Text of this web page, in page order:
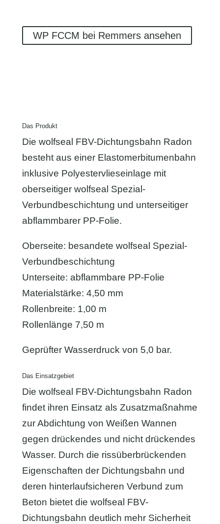
WP FCCM bei Remmers ansehen
Das Produkt
Die wolfseal FBV-Dichtungsbahn Radon
besteht aus einer Elastomerbitumenbahn
inklusive Polyestervlieseinlage mit
oberseitiger wolfseal Spezial-
Verbundbeschichtung und unterseitiger
abflammbarer PP-Folie.
Oberseite: besandete wolfseal Spezial-
Verbundbeschichtung
Unterseite: abflammbare PP-Folie
Materialstärke: 4,50 mm
Rollenbreite: 1,00 m
Rollenlänge 7,50 m
Geprüfter Wasserdruck von 5,0 bar.
Das Einsatzgebiet
Die wolfseal FBV-Dichtungsbahn Radon
findet ihren Einsatz als Zusatzmaßnahme
zur Abdichtung von Weißen Wannen
gegen drückendes und nicht drückendes
Wasser. Durch die rissüberbrückenden
Eigenschaften der Dichtungsbahn und
deren hinterlaufsicheren Verbund zum
Beton bietet die wolfseal FBV-
Dichtungsbahn deutlich mehr Sicherheit